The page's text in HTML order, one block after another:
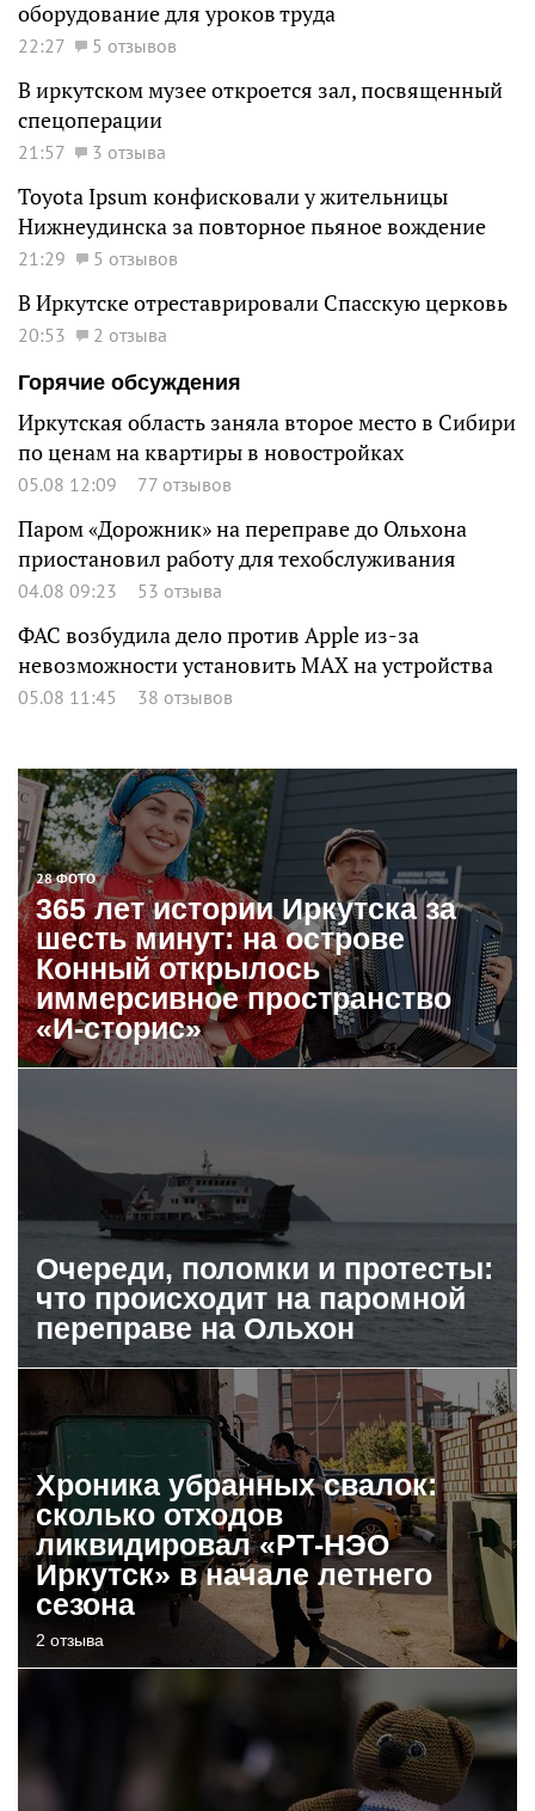
оборудование для уроков труда
22:27 5 отзывов
В иркутском музее откроется зал, посвященный
спецоперации
21:57 3 отзыва
Toyota Ipsum конфисковали у жительницы
Нижнеудинска за повторное пьяное вождение
21:29 5 отзывов
В Иркутске отреставрировали Спасскую церковь
20:53
2 отзыва
Горячие обсуждения
Иркутская область заняла второе место в Сибири
по ценам на квартиры в новостройках
05.08 12:09 77 отзывов
Паром «Дорожник» на переправе до Ольхона
приостановил работу для техобслуживания
04.08 09:23 53 отзыва
ФАС возбудила дело против Apple из-за
невозможности установить MAX на устройства
05.08 11:45 38 отзывов
28 ФОТО
365 лет истории Иркутска за
шесть минут: на острове
Конный открылось
иммерсивное пространство
«И-сторис»
Очереди, поломки и протесты:
что происходит на паромной
переправе на Ольхон
Хроника убранных свалок:
сколько отходов
ликвидировал «РТ-НЭО
Иркутск» в начале летнего
сезона
2 отзыва